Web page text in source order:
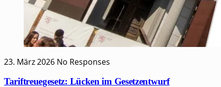
23. März 2026 No Responses
Tariftreuegesetz: Lücken im Gesetzentwurf